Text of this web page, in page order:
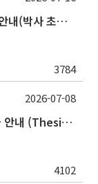
2026학년도 2학기 논문작성계획서 제출 안내(박사 초심 일정 포함)_Thesis Proposal
3784
2026학년도 1학기 석·박사 논문심사 결과 안내 (Thesis Defense Result)
4102
2026-07-08